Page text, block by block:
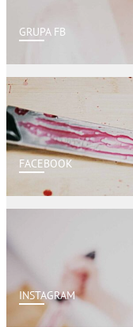
GRUPA FB
FACEBOOK
INSTAGRAM